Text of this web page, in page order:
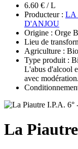
6.60 € / L
Producteur : LA
D'ANJOU
Origine : Orge
Lieu de
Agriculture :
Type produit :
L'abus d'alcool
avec modération.
La